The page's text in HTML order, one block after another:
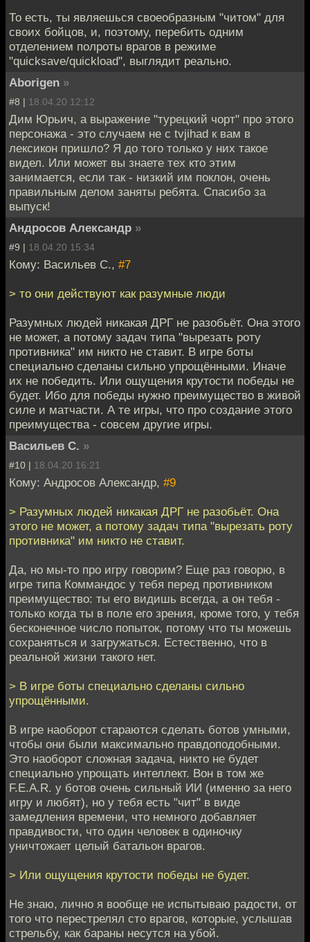
То есть, ты являешься своеобразным "читом" для
своих бойцов, и, поэтому, перебить одним
отделением полроты врагов в режиме
"quicksave/quickload", выглядит реально.
Aborigen »
#8 | 18.04.20 12:12
Дим Юрьич, а выражение "турецкий чорт" про этого
персонажа - это случаем не с tvjihad к вам в
лексикон пришло? Я до того только у них такое
видел. Или может вы знаете тех кто этим
занимается, если так - низкий им поклон, очень
правильным делом заняты ребята. Спасибо за
выпуск!
Андросов Александр »
#9 | 18.04.20 15:34
Кому: Васильев С., #7
> то они действуют как разумные люди
Разумных людей никакая ДРГ не разобьёт. Она этого
не может, а потому задач типа "вырезать роту
противника" им никто не ставит. В игре боты
специально сделаны сильно упрощёнными. Иначе
их не победить. Или ощущения крутости победы не
будет. Ибо для победы нужно преимущество в живой
силе и матчасти. А те игры, что про создание этого
преимущества - совсем другие игры.
Васильев С. »
#10 | 18.04.20 16:21
Кому: Андросов Александр, #9
> Разумных людей никакая ДРГ не разобьёт. Она
этого не может, а потому задач типа "вырезать роту
противника" им никто не ставит.
Да, но мы-то про игру говорим? Еще раз говорю, в
игре типа Коммандос у тебя перед противником
преимущество: ты его видишь всегда, а он тебя -
только когда ты в поле его зрения, кроме того, у тебя
бесконечное число попыток, потому что ты можешь
сохраняться и загружаться. Естественно, что в
реальной жизни такого нет.
> В игре боты специально сделаны сильно
упрощёнными.
В игре наоборот стараются сделать ботов умными,
чтобы они были максимально правдоподобными.
Это наоборот сложная задача, никто не будет
специально упрощать интеллект. Вон в том же
F.E.A.R. у ботов очень сильный ИИ (именно за него
игру и любят), но у тебя есть "чит" в виде
замедления времени, что немного добавляет
правдивости, что один человек в одиночку
уничтожает целый батальон врагов.
> Или ощущения крутости победы не будет.
Не знаю, лично я вообще не испытываю радости, от
того что перестрелял сто врагов, которые, услышав
стрельбу, как бараны несутся на убой.